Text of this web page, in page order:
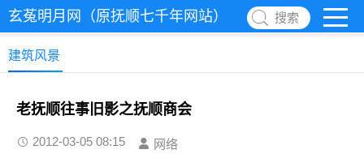
玄菟明月网（原抚顺七千年网站） 搜索
建筑风景
老抚顺往事旧影之抚顺商会
2012-03-05 08:15 网络